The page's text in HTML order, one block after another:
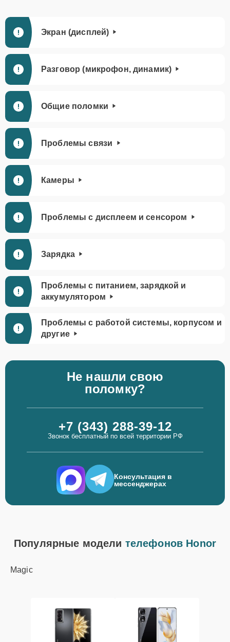
Экран (дисплей)
Разговор (микрофон, динамик)
Общие поломки
Проблемы связи
Камеры
Проблемы с дисплеем и сенсором
Зарядка
Проблемы с питанием, зарядкой и
аккумулятором
Проблемы с работой системы, корпусом и
другие
Не нашли свою
поломку?
+7 (343) 288-39-12
Звонок бесплатный по всей территории РФ
Консультация в
мессенджерах
Популярные модели телефонов Honor
Magic